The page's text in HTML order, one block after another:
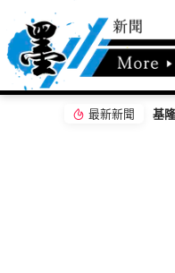
最新新聞
路好行」優良獎